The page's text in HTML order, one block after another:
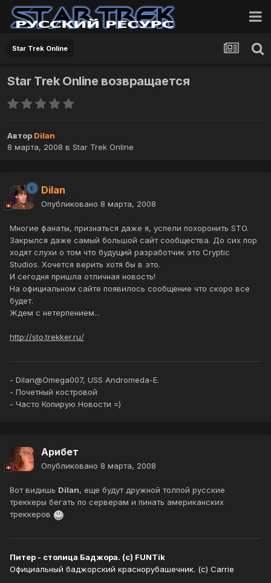
Star Trek Online
Star Trek Online возвращается
Автор Dilan
8 марта, 2008 в Star Trek Online
Dilan
Опубликовано 8 марта, 2008
Многие фанаты, признаться даже я, успели похоронить STO.
Закрылся даже самый большой сайт сообщества. До сих пор
ходят слухи о том что будущий разработчик это Cryptic
Studios. Хочется верить хотя бы в это.
И сегодня пришла отличная новость!
На официальном сайте появилось сообщение что скоро все
будет.
Ждем с нетерпением...
http://sto.trekker.ru/
- Dilan@Omega007, USS Andromeda-E.
- Почетный костровой
- Часто Копирую Новости =)
Арибет
Опубликовано 8 марта, 2008
Вот видишь Dilan, еще будут дружной толпой русские
треккеры бегать по серверам и пинать американских
треккеров
Питер - столица Баджора. (с) FUNTik
Официальный баджорский краснорубашечник. (с) Carrie